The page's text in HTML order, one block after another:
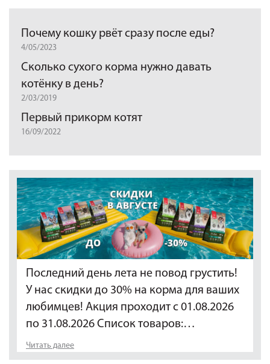
Почему кошку рвёт сразу после еды?
4/05/2023
Сколько сухого корма нужно давать
котёнку в день?
2/03/2019
Первый прикорм котят
16/09/2022
Последний день лета не повод грустить!
У нас скидки до 30% на корма для ваших
любимцев! Акция проходит с 01.08.2026
по 31.08.2026 Список товаров:…
Читать далее